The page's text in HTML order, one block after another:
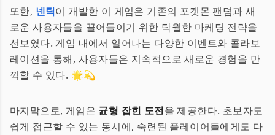
또한, 넨틱이 개발한 이 게임은 기존의 포켓몬 팬덤과 새
로운 사용자들을 끌어들이기 위한 탁월한 마케팅 전략을
선보였다. 게임 내에서 일어나는 다양한 이벤트와 콜라보
레이션을 통해, 사용자들은 지속적으로 새로운 경험을 만
끽할 수 있다. 🌟💫
마지막으로, 게임은 균형 잡힌 도전을 제공한다. 초보자도
쉽게 접근할 수 있는 동시에, 숙련된 플레이어들에게도 다